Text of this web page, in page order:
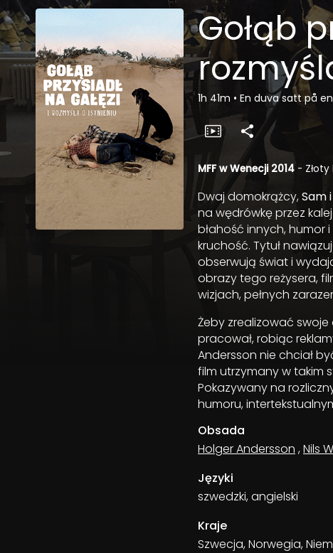
Gołąb
1h 41m • En duva satt på
MFF w Wenecji 2014 - Złoty
Dwaj domokrążcy,Sam
na wędrówkę przez
błahość innych, humor
kruchość. Tytuł
obserwują świat i
obrazy tego reżysera,
wizjach, pełnych
Żeby zrealizować swoje
pracował, robiąc
Andersson nie chciał
film utrzymany w takim
Pokazywany na
humoru,
Obsada
Holger Andersson ,Nils
Języki
szwedzki, angielski
Kraje
Szwecja, Norwegia,